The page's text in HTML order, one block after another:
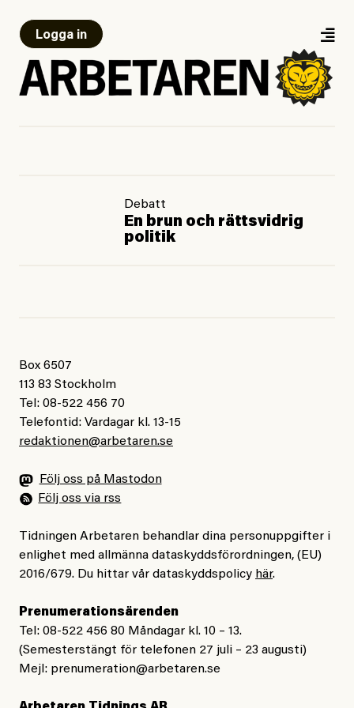
Logga in
Debatt
En brun och rättsvidrig
politik
Box 6507
113 83 Stockholm
Tel: 08-522 456 70
Telefontid: Vardagar kl. 13-15
redaktionen@arbetaren.se
Följ oss på Mastodon
Följ oss via rss
Tidningen Arbetaren behandlar dina personuppgifter i
enlighet med allmänna dataskyddsförordningen, (EU)
2016/679. Du hittar vår dataskyddspolicy här.
Prenumerationsärenden
Tel: 08-522 456 80 Måndagar kl. 10 – 13.
(Semesterstängt för telefonen 27 juli – 23 augusti)
Mejl: prenumeration@arbetaren.se